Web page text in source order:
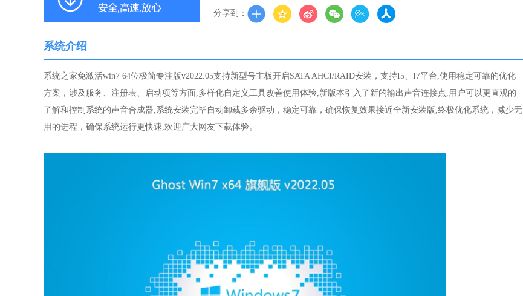
分享到：
系统介绍
系统之家免激活win7 64位极简专注版v2022.05支持新型号主板开启SATA AHCI/RAID安装，支持I5、I7平台,使用稳定可靠的优化
方案，涉及服务、注册表、启动项等方面,多样化自定义工具改善使用体验,新版本引入了新的输出声音连接点,用户可以更直观的
了解和控制系统的声音合成器,系统安装完毕自动卸载多余驱动，稳定可靠，确保恢复效果接近全新安装版,终极优化系统，减少无
用的进程，确保系统运行更快速,欢迎广大网友下载体验。